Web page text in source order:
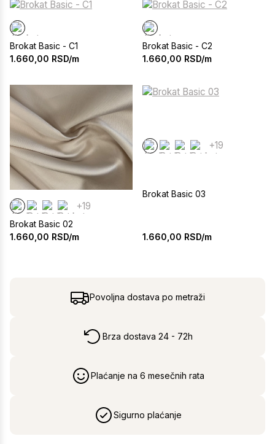
Brokat Basic - C1
1.660,00 RSD/m
Brokat Basic - C2
1.660,00 RSD/m
+19
Brokat Basic 02
1.660,00 RSD/m
+19
Brokat Basic 03
1.660,00 RSD/m
Povoljna dostava po metraži
Brza dostava 24 - 72h
Plaćanje na 6 mesečnih rata
Sigurno plaćanje